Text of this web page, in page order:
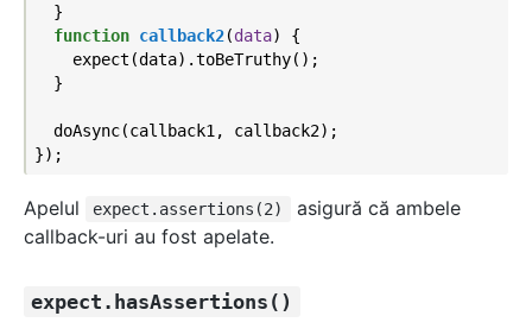
  }
function callback2(data) {
    expect(data).toBeTruthy();
  }
  doAsync(callback1, callback2);
Apelul expect.assertions(2)
asigură că ambele
callback-uri au fost apelate.
expect.hasAssertions()